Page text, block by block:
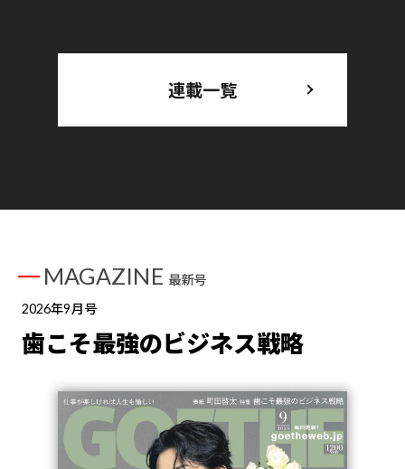
連載一覧
MAGAZINE 最新号
2026年9月号
歯こそ最強のビジネス戦略